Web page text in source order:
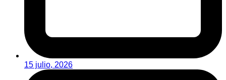
15 julio, 2026